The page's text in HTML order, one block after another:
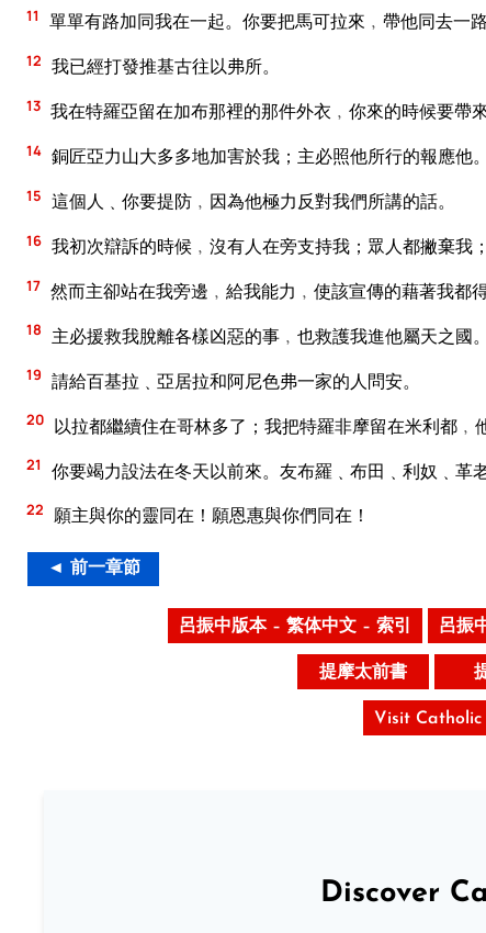
11 單單有路加同我在一起。你要把馬可拉來﹐帶他同去一
12 我已經打發推基古往以弗所。
13 我在特羅亞留在加布那裡的那件外衣﹐你來的時候要帶
14 銅匠亞力山大多多地加害於我；主必照他所行的報應他。
15 這個人﹑你要提防﹐因為他極力反對我們所講的話。
16 我初次辯訴的時候﹐沒有人在旁支持我；眾人都撇棄我
17 然而主卻站在我旁邊﹐給我能力﹐使該宣傳的藉著我都
18 主必援救我脫離各樣凶惡的事﹐也救護我進他屬天之國
19 請給百基拉﹑亞居拉和阿尼色弗一家的人問安。
20 以拉都繼續住在哥林多了；我把特羅非摩留在米利都﹐
21 你要竭力設法在冬天以前來。友布羅﹑布田﹑利奴﹑革
22 願主與你的靈同在！願恩惠與你們同在！
◄ 前一章節
呂振中版本 – 繁体中文 – 索引 呂振
提摩太前書
Visit
Discover